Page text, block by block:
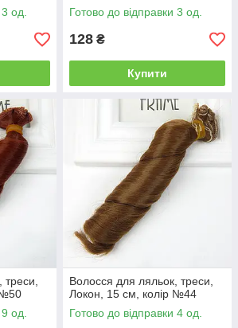
од.
Готово до відправки 3 од.
128 ₴
Купити
№50
од.
Волосся для ляльок, треси,
Локон, 15 см, колір №44
Готово до відправки 4 од.